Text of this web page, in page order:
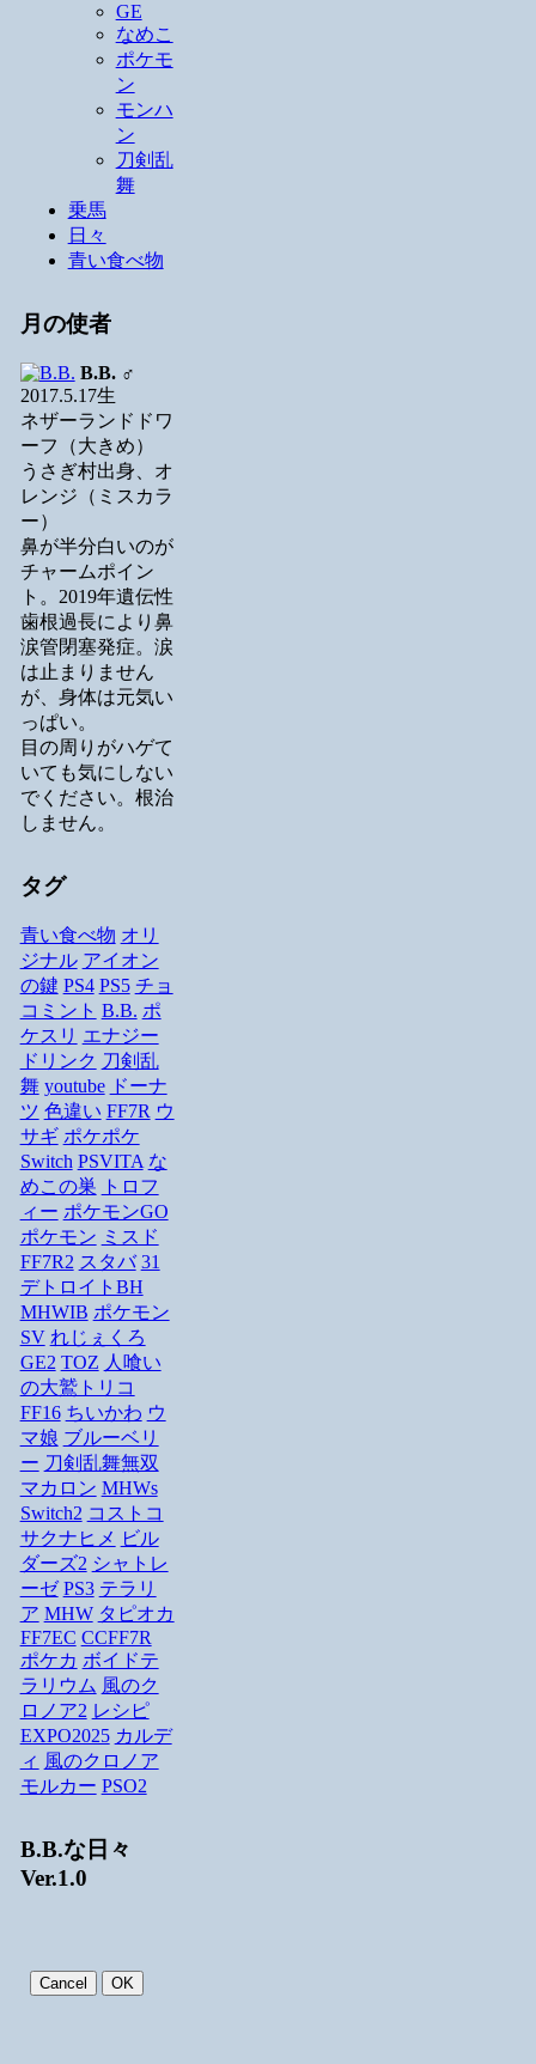
GE
なめこ
ポケモ
ン
モンハ
ン
刀剣乱
舞
乗馬
日々
青い食べ物
月の使者
B.B.♂
2017.5.17生
ネザーランドドワ
ーフ（大きめ）
うさぎ村出身、オ
レンジ（ミスカラ
ー）
鼻が半分白いのが
チャームポイン
ト。2019年遺伝性
歯根過長により鼻
涙管閉塞発症。涙
は止まりません
が、身体は元気い
っぱい。
目の周りがハゲて
いても気にしない
でください。根治
しません。
タグ
青い食べ物 オリ
ジナル アイオン
の鍵 PS4 PS5 チョ
コミント B.B. ポ
ケスリ エナジー
ドリンク 刀剣乱
舞 youtube
ドーナ
ツ 色違い FF7R ウ
サギ ポケポケ
Switch PSVITA な
めこの巣
トロフ
ィー ポケモンGO
ポケモン ミスド
FF7R2 スタバ 31
デトロイトBH
MHWIB ポケモン
SV れじぇくろ
GE2 TOZ 人喰い
の大鷲トリコ
FF16 ちいかわ ウ
マ娘 ブルーベリ
ー 刀剣乱舞無双
マカロン MHWs
Switch2 コストコ
サクナヒメ ビル
ダーズ2 シャトレ
ーゼ PS3 テラリ
ア MHW タピオカ
FF7EC CCFF7R
ポケカ ボイドテ
ラリウム 風のク
ロノア2 レシピ
EXPO2025 カルデ
ィ 風のクロノア
モルカー PSO2
B.B.な日々
Ver.1.0